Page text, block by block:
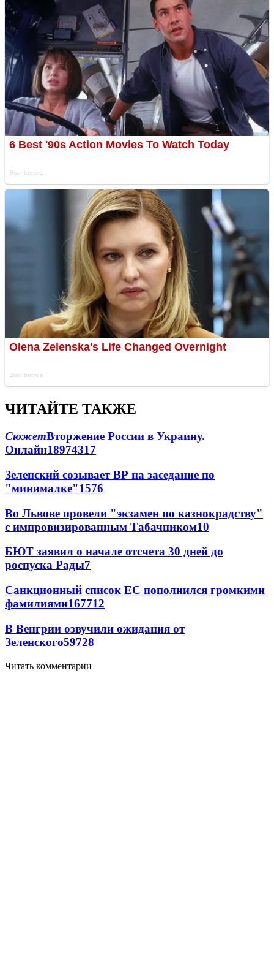
ЧИТАЙТЕ ТАКЖЕ
СюжетВторжение России в Украину.
Онлайн18974317
Зеленский созывает ВР на заседание по
"минималке"1576
Во Львове провели "экзамен по казнокрадству"
с импровизированным Табачником10
БЮТ заявил о начале отсчета 30 дней до
роспуска Рады7
Санкционный список ЕС пополнился громкими
фамилиями167712
В Венгрии озвучили ожидания от
Зеленского59728
Читать комментарии